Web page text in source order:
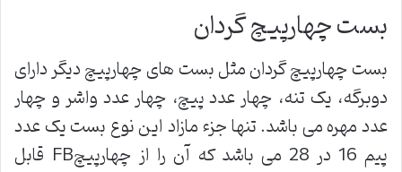
بست چهارپیچ گردان
بست چهارپیچ گردان مثل بست های چهارپیچ دیگر دارای
دوبرگه، یک تنه، چهار عدد پیچ، چهار عدد واشر و چهار
عدد مهره می باشد. تنها جزء مازاد این نوع بست یک عدد
پیم 16 در 28 می باشد که آن را از چهارپیچFB قابل